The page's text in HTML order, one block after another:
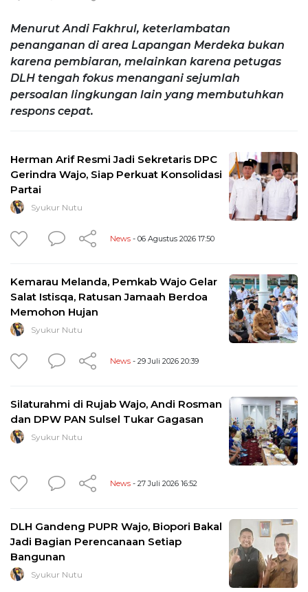
Menurut Andi Fakhrul, keterlambatan
penanganan di area Lapangan Merdeka bukan
karena pembiaran, melainkan karena petugas
DLH tengah fokus menangani sejumlah
persoalan lingkungan lain yang membutuhkan
respons cepat.
Herman Arif Resmi Jadi Sekretaris DPC
Gerindra Wajo, Siap Perkuat Konsolidasi
Partai
Syukur Nutu
News - 06 Agustus 2026 17:50
Kemarau Melanda, Pemkab Wajo Gelar
Salat Istisqa, Ratusan Jamaah Berdoa
Memohon Hujan
Syukur Nutu
News - 29 Juli 2026 20:39
Silaturahmi di Rujab Wajo, Andi Rosman
dan DPW PAN Sulsel Tukar Gagasan
Syukur Nutu
News - 27 Juli 2026 16:52
DLH Gandeng PUPR Wajo, Biopori Bakal
Jadi Bagian Perencanaan Setiap
Bangunan
Syukur Nutu